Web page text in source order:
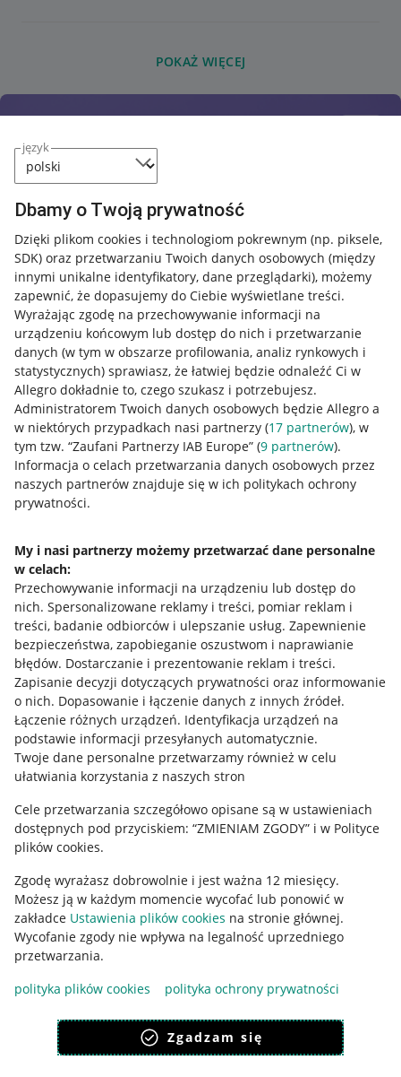
język
Dbamy o Twoją prywatność
Dzięki plikom cookies i technologiom pokrewnym (np. piksele,
SDK) oraz przetwarzaniu Twoich danych osobowych (między
innymi unikalne identyfikatory, dane przeglądarki), możemy
zapewnić, że dopasujemy do Ciebie wyświetlane treści.
Wyrażając zgodę na przechowywanie informacji na
urządzeniu końcowym lub dostęp do nich i przetwarzanie
danych (w tym w obszarze profilowania, analiz rynkowych i
statystycznych) sprawiasz, że łatwiej będzie odnaleźć Ci w
Allegro dokładnie to, czego szukasz i potrzebujesz.
Administratorem Twoich danych osobowych będzie Allegro a
w niektórych przypadkach nasi partnerzy (17 partnerów), w
tym tzw. “Zaufani Partnerzy IAB Europe” (9 partnerów).
Informacja o celach przetwarzania danych osobowych przez
naszych partnerów znajduje się w ich politykach ochrony
prywatności.
My i nasi partnerzy możemy przetwarzać dane personalne
w celach:
Przechowywanie informacji na urządzeniu lub dostęp do
nich. Spersonalizowane reklamy i treści, pomiar reklam i
treści, badanie odbiorców i ulepszanie usług. Zapewnienie
bezpieczeństwa, zapobieganie oszustwom i naprawianie
błędów. Dostarczanie i prezentowanie reklam i treści.
Zapisanie decyzji dotyczących prywatności oraz informowanie
o nich. Dopasowanie i łączenie danych z innych źródeł.
Łączenie różnych urządzeń. Identyfikacja urządzeń na
podstawie informacji przesyłanych automatycznie.
Twoje dane personalne przetwarzamy również w celu
ułatwiania korzystania z naszych stron
Cele przetwarzania szczegółowo opisane są w ustawieniach
dostępnych pod przyciskiem: “ZMIENIAM ZGODY” i w Polityce
plików cookies.
Zgodę wyrażasz dobrowolnie i jest ważna 12 miesięcy.
Możesz ją w każdym momencie wycofać lub ponowić w
zakładce Ustawienia plików cookies na stronie głównej.
Wycofanie zgody nie wpływa na legalność uprzedniego
przetwarzania.
polityka plików cookies
polityka ochrony prywatności
Zgadzam się
POKAŻ WIĘCEJ
Przydatne informacje
Jak to działa
Allegro Gadane dla sprzedających
Allegro Gadane dla kupujących
Mapa miejscowości
Informacje prawne
Regulamin
Polityka plików "cookies"
Ustawienia plików "cookies"
Udostępnianie lokalizacji
Informacje dla Aktu o Usługach Cyfrowych
Pobierz aplikację